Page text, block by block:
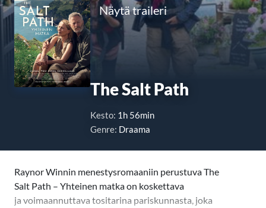
Näytä traileri
The Salt Path
Kesto: 1h 56min
Genre: Draama
Raynor Winnin menestysromaaniin perustuva The
Salt Path – Yhteinen matka on koskettava
ja voimaannuttava tositarina pariskunnasta, joka